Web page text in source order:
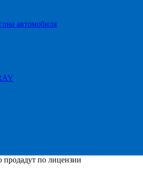
автомобиля
по лицензии